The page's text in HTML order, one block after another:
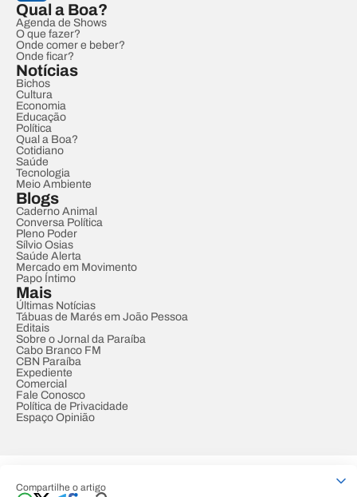
Compartilhe o artigo
Qual a Boa?
Agenda de Shows
O que fazer?
Onde comer e beber?
Onde ficar?
Notícias
Bichos
Cultura
Economia
Educação
Política
Qual a Boa?
Cotidiano
Saúde
Tecnologia
Meio Ambiente
Blogs
Caderno Animal
Conversa Política
Pleno Poder
Sílvio Osias
Saúde Alerta
Mercado em Movimento
Papo Íntimo
Mais
Últimas Notícias
Tábuas de Marés em João Pessoa
Editais
Sobre o Jornal da Paraíba
Cabo Branco FM
CBN Paraíba
Expediente
Comercial
Fale Conosco
Política de Privacidade
Espaço Opinião